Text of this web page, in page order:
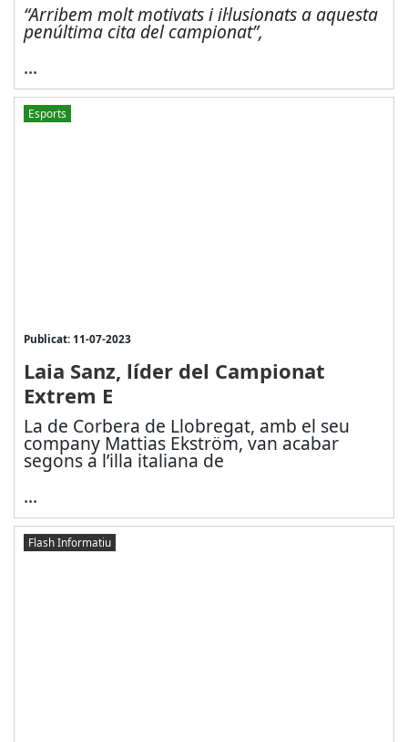
“Arribem molt motivats i il·lusionats a aquesta
penúltima cita del campionat”,
...
Esports
Publicat: 11-07-2023
Laia Sanz, líder del Campionat
Extrem E
La de Corbera de Llobregat, amb el seu
company Mattias Ekström, van acabar
segons a l’illa italiana de
...
Flash Informatiu